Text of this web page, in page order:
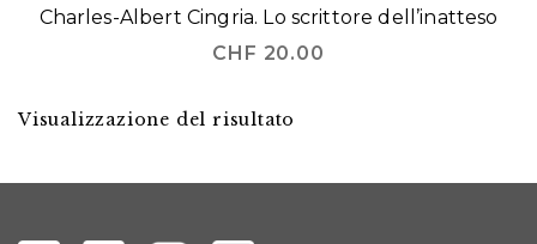
Charles-Albert Cingria. Lo scrittore dell’inatteso
CHF 20.00
Visualizzazione del risultato